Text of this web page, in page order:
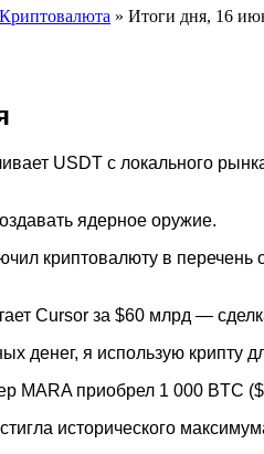
Криптовалюта » Итоги дня, 16
USDT с локального
ядерное оружие.
криптовалюту в
Cursor за $60 млрд —
денег, я использую крипту
MARA приобрел 1 000 BTC
исторического